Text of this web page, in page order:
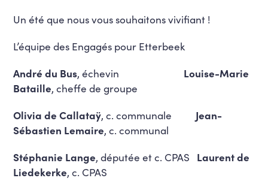
Un été que nous vous souhaitons vivifiant !
L’équipe des Engagés pour Etterbeek
André du Bus, échevin Louise-Marie
Bataille, cheffe de groupe
Olivia de Callataÿ, c. communale Jean-
Sébastien Lemaire, c. communal
Stéphanie Lange, députée et c. CPAS Laurent de
Liedekerke, c. CPAS